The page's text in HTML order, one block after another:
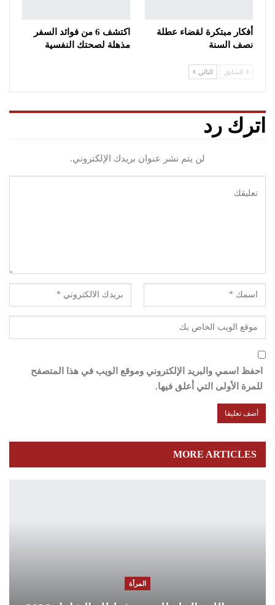
أفكار مبتكرة لقضاء عطلة
نصف السنة
اكتشف 6 من فوائد السفر
مذهلة لصحتك النفسية
السابق التالي
اترك رد
لن يتم نشر عنوان بريدك الإلكتروني.
احفظ اسمي والبريد الإلكتروني وموقع الويب في هذا المتصفح
للمرة الأولى التي أعلق فيها.
MORE ARTICLES
المرأة